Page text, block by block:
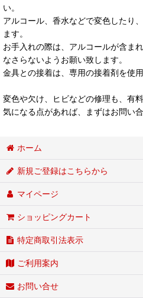
い。
アルコール、香水などで変色したり
ます。
お手入れの際は、アルコールが含ま
なさらないようお願い致します。
金具との接着は、専用の接着剤を使用
変色や欠け、ヒビなどの修理も、有料
気になる点があれば、まずはお問い
ホーム
新規ご登録はこちらから
マイページ
ショッピングカート
特定商取引法表示
ご利用案内
お問い合せ